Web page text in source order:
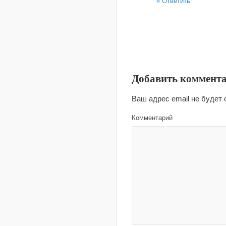
Добавить
Ваш адрес email не будет
Комментарий